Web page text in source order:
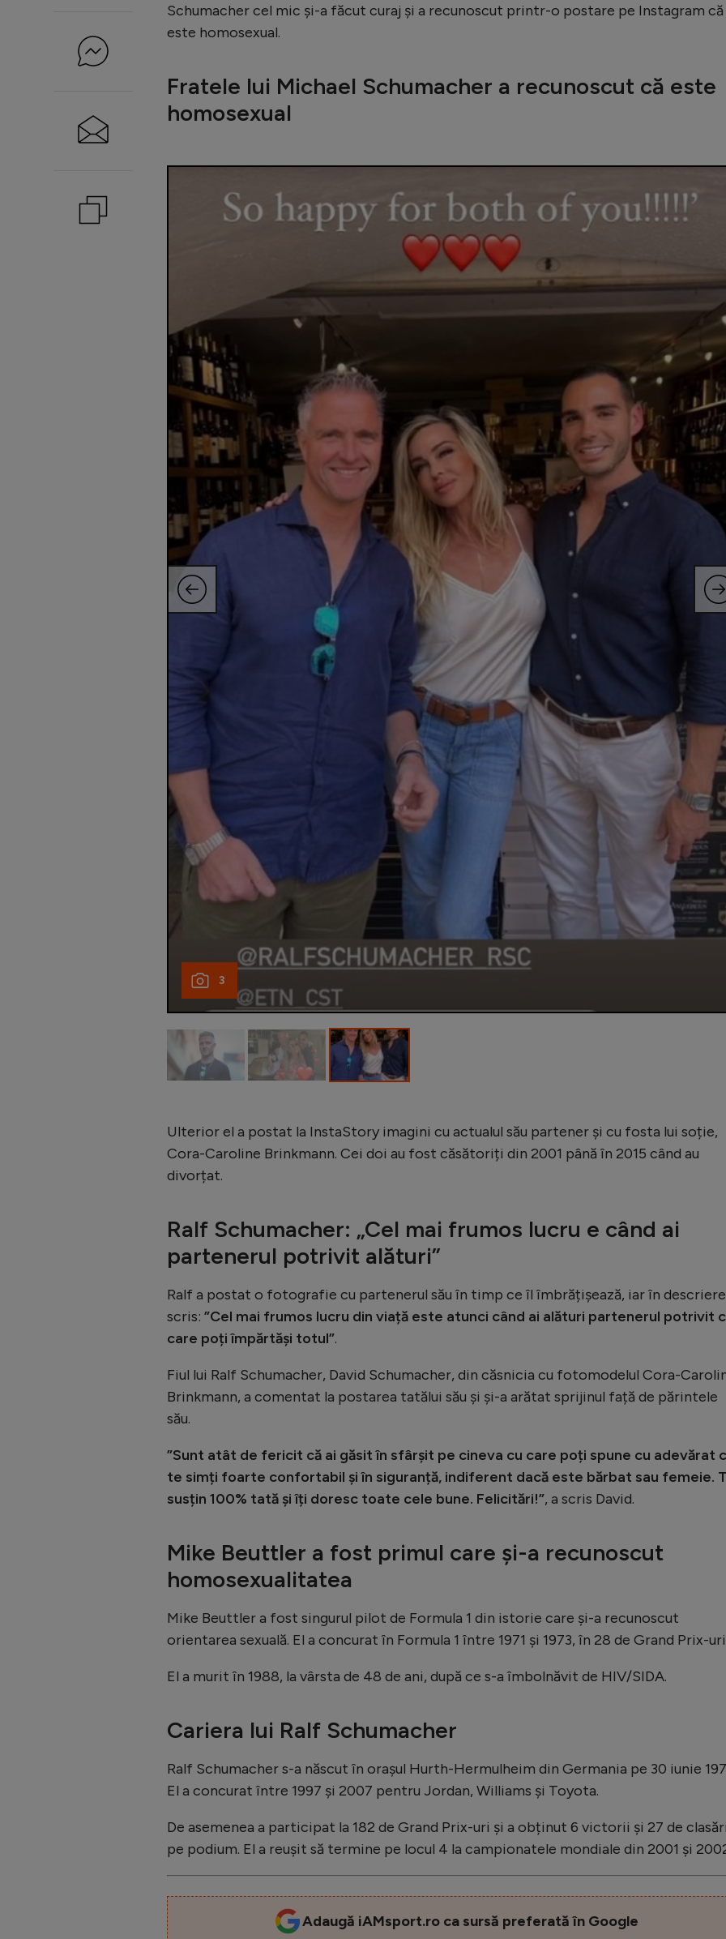
Schumacher cel mic și-a făcut curaj și a recunoscut printr-o postare pe Instagram că
este homosexual.
Fratele lui Michael Schumacher a recunoscut că este
homosexual
3
Ulterior el a postat la InstaStory imagini cu actualul său partener și cu fosta lui soție,
Cora-Caroline Brinkmann. Cei doi au fost căsătoriți din 2001 până în 2015 când au
divorțat.
Ralf Schumacher: „Cel mai frumos lucru e când ai
partenerul potrivit alături”
Ralf a postat o fotografie cu partenerul său în timp ce îl îmbrățișează, iar în
scris: ”Cel mai frumos lucru din viață este atunci când ai alături partenerul potrivit
care poți împărtăși totul”.
Fiul lui Ralf Schumacher, David Schumacher, din căsnicia cu fotomodelul Cora-
Brinkmann, a comentat la postarea tatălui său și și-a arătat sprijinul față de părintele
său.
”Sunt atât de fericit că ai găsit în sfârșit pe cineva cu care poți spune cu adevărat
te simți foarte confortabil și în siguranță, indiferent dacă este bărbat sau femeie.
susțin 100% tată și îți doresc toate cele bune. Felicitări!”, a scris David.
Mike Beuttler a fost primul care și-a recunoscut
homosexualitatea
Mike Beuttler a fost singurul pilot de Formula 1 din istorie care și-a recunoscut
orientarea sexuală. El a concurat în Formula 1 între 1971 și 1973, în 28 de Grand Prix-
El a murit în 1988, la vârsta de 48 de ani, după ce s-a îmbolnăvit de HIV/SIDA.
Cariera lui Ralf Schumacher
Ralf Schumacher s-a născut în orașul Hurth-Hermulheim din Germania pe 30 iunie
El a concurat între 1997 și 2007 pentru Jordan, Williams și Toyota.
De asemenea a participat la 182 de Grand Prix-uri și a obținut 6 victorii și 27 de
pe podium. El a reușit să termine pe locul 4 la campionatele mondiale din 2001 și
Adaugă iAMsport.ro ca sursă preferată în Google